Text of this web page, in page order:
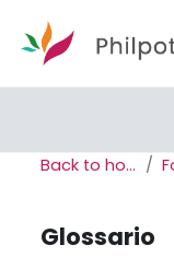
Back to home
Glossario